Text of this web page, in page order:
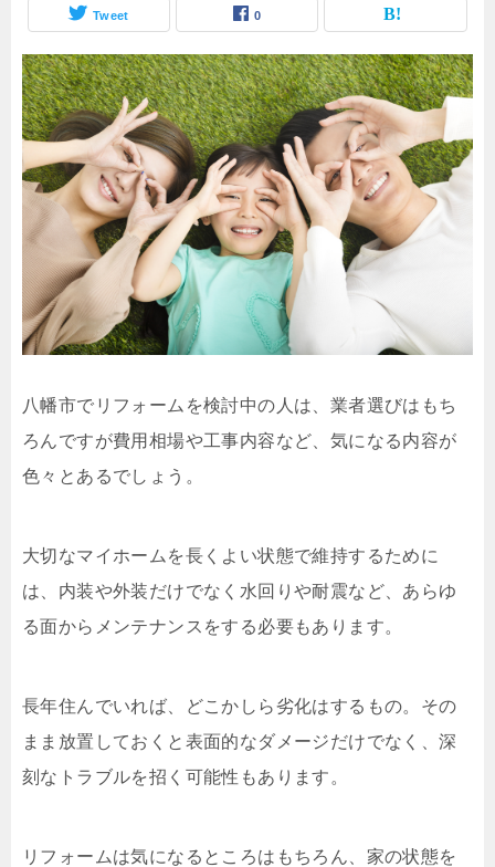
Tweet 0
八幡市でリフォームを検討中の人は、業者選びはもち
ろんですが費用相場や工事内容など、気になる内容が
色々とあるでしょう。
大切なマイホームを長くよい状態で維持するために
は、内装や外装だけでなく水回りや耐震など、あらゆ
る面からメンテナンスをする必要もあります。
長年住んでいれば、どこかしら劣化はするもの。その
まま放置しておくと表面的なダメージだけでなく、深
刻なトラブルを招く可能性もあります。
リフォームは気になるところはもちろん、家の状態を